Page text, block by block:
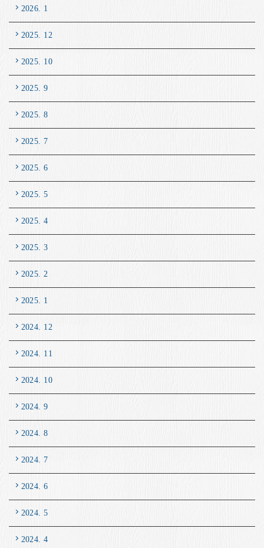
2026. 1
2025. 12
2025. 10
2025. 9
2025. 8
2025. 7
2025. 6
2025. 5
2025. 4
2025. 3
2025. 2
2025. 1
2024. 12
2024. 11
2024. 10
2024. 9
2024. 8
2024. 7
2024. 6
2024. 5
2024. 4